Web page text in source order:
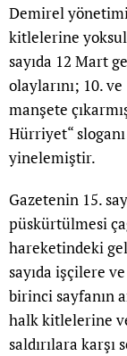
Demirel
kitlelerine
sayıda 12 Mart
olaylarını; 10. ve
manşete
Hürriyet“
yinelemiştir.
Gazetenin 15.
püskürtülmesi
hareketindeki
sayıda işçilere
birinci sayfanın
halk kitlelerine
saldırılara karşı